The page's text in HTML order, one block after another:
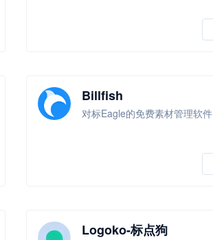
Billfish
对标Eagle的免费素材管理软件
Logoko-标点狗